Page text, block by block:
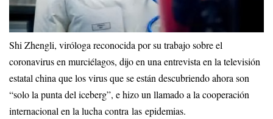
Shi Zhengli, viróloga reconocida por su trabajo sobre el
coronavirus en murciélagos, dijo en una entrevista en la televisión
estatal china que los virus que se están descubriendo ahora son
“solo la punta del iceberg”, e hizo un llamado a la cooperación
internacional en la lucha contra las epidemias.